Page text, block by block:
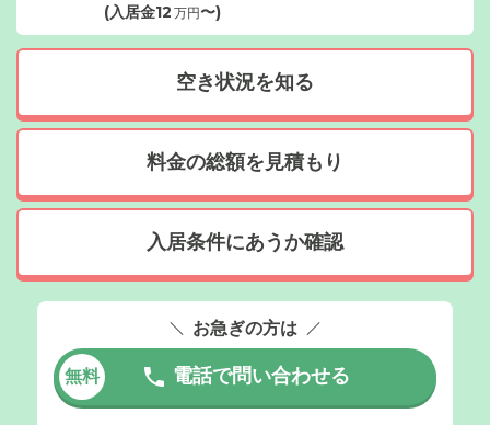
(入居金12 万円〜)
空き状況を知る
料金の総額を見積もり
入居条件にあうか確認
お急ぎの方は
無料 電話で問い合わせる